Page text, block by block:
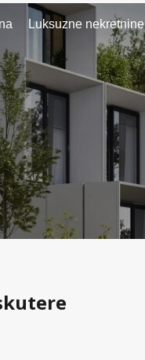
Luksuzne nekretnine